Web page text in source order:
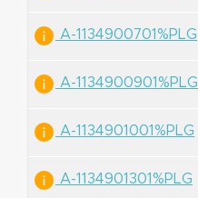
A-1134900701%PLG
A-1134900901%PLG
A-1134901001%PLG
A-1134901301%PLG